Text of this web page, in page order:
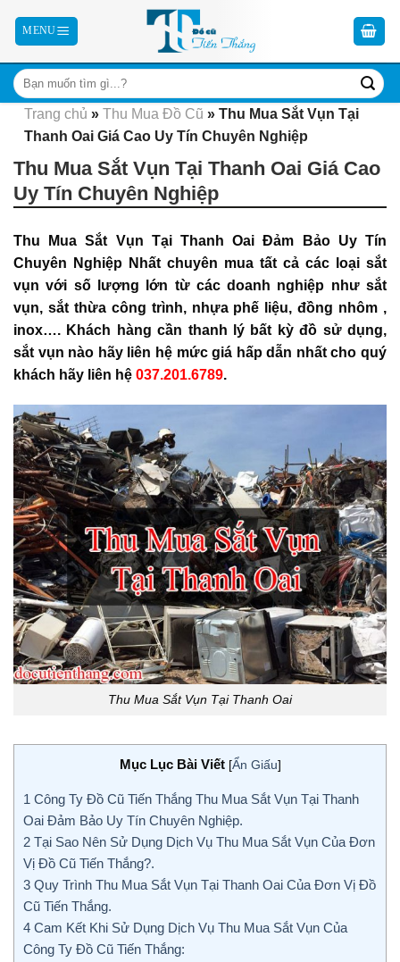
Trang chủ » Thu Mua Đồ Cũ » Thu Mua Sắt Vụn Tại
Thanh Oai Giá Cao Uy Tín Chuyên Nghiệp
Thu Mua Sắt Vụn Tại Thanh Oai Giá Cao
Uy Tín Chuyên Nghiệp
Thu Mua Sắt Vụn Tại Thanh Oai Đảm Bảo Uy Tín
Chuyên Nghiệp Nhất chuyên mua tất cả các loại sắt
vụn với số lượng lớn từ các doanh nghiệp như sắt
vụn, sắt thừa công trình, nhựa phế liệu, đồng nhôm ,
inox…. Khách hàng cần thanh lý bất kỳ đồ sử dụng,
sắt vụn nào hãy liên hệmức giá hấp dẫn nhất cho quý
khách hãy liên hệ 037.201.6789.
Thu Mua Sắt Vụn Tại Thanh Oai
Mục Lục Bài Viết [Ẩn Giấu]
1 Công Ty Đồ Cũ Tiến Thắng Thu Mua Sắt Vụn Tại Thanh
Oai Đảm Bảo Uy Tín Chuyên Nghiệp.
2 Tại Sao Nên Sử Dụng Dịch Vụ Thu Mua Sắt Vụn Của Đơn
Vị Đồ Cũ Tiến Thắng?.
3 Quy Trình Thu Mua Sắt Vụn Tại Thanh Oai Của Đơn Vị Đồ
Cũ Tiến Thắng.
4 Cam Kết Khi Sử Dụng Dịch Vụ Thu Mua Sắt Vụn Của
Công Ty Đồ Cũ Tiến Thắng: